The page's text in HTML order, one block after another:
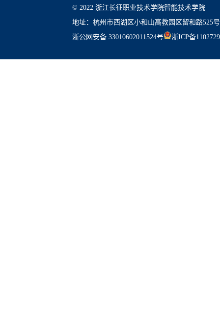
© 2022 浙江长征职业技术学院智能技术学院
地址：杭州市西湖区小和山高教园区留和路525号
浙公网安备 33010602011524号
浙ICP备